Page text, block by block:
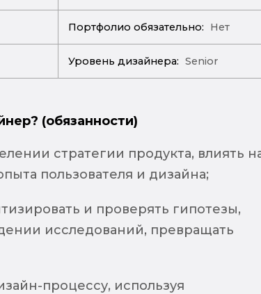
Портфолио обязательно: Нет
Уровень дизайнера: Senior
(обязанности)
стратегии продукта, влиять
пользователя и дизайна;
и проверять гипотезы,
исследований, превращать
процессу, используя